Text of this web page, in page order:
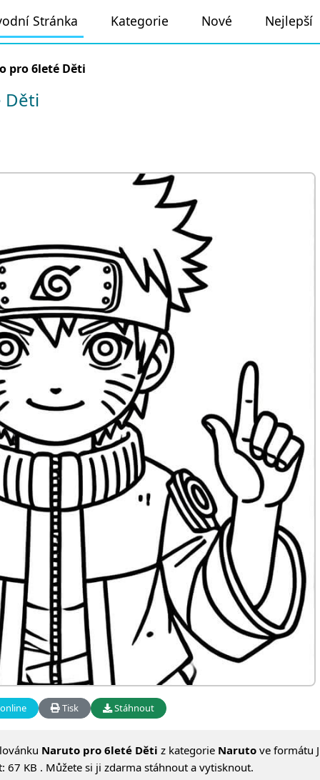
Stránka Kategorie Nové Nejlepší
pro 6leté Děti
Děti
Tisk Stáhnout
Naruto pro 6leté Děti z kategorie Narutove formátu
67 KB . Můžete si ji zdarma stáhnout a vytisknout.